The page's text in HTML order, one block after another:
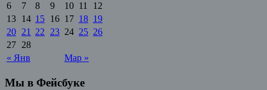
« Янв Мар »
6
7 8 9 10 11
12
13 14 15 16 17 18 19
20 21 22 23 24 25 26
27 28
Мы в Фейсбуке